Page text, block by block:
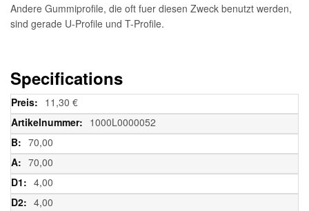
Andere Gummiprofile, die oft fuer diesen Zweck benutzt werden,
sind gerade U-Profile und T-Profile.
Specifications
Weitere
Informationen
11,30 €
1000L0000052
70,00
70,00
4,00
4,00